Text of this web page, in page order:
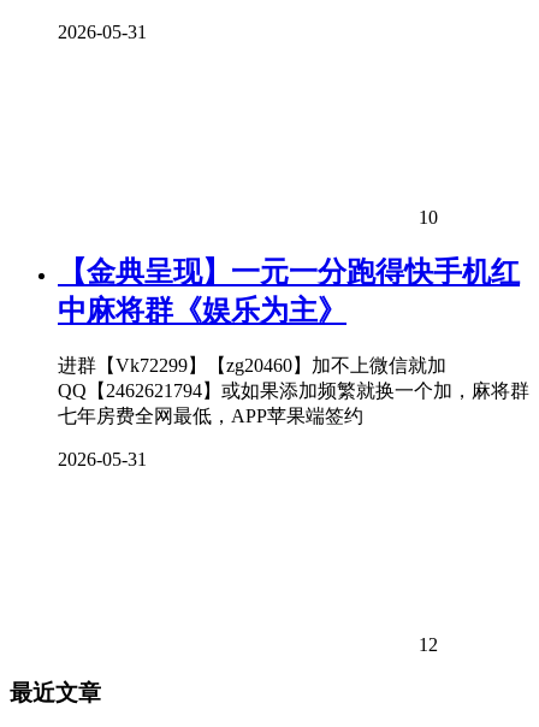
2026-05-31
10
【金典呈现】一元一分跑得快手机红
中麻将群《娱乐为主》
进群【Vk72299】【zg20460】加不上微信就加
QQ【2462621794】或如果添加频繁就换一个加，麻将群
七年房费全网最低，APP苹果端签约
2026-05-31
12
最近文章